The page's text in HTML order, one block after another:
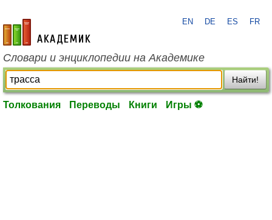
academic.ru
EN DE ES FR
Словари и энциклопедии на Академике
Найти!
Толкования Переводы Книги Игры ⚽